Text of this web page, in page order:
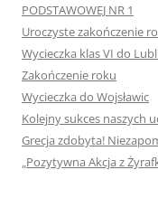
PODSTAWOWEJ NR 1
Uroczyste zakończenie
Wycieczka klas VI do
Zakończenie roku
Wycieczka do Wojsławic
Kolejny sukces naszych
Grecja zdobyta!
„Pozytywna Akcja z